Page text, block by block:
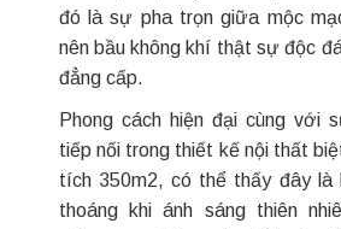
đó là sự pha trọn giữa mộc
nên bầu không khí thật sự độc
đẳng cấp.
Phong cách hiện đại cùng với
tiếp nối trong thiết kế nội thất
tích 350m2, có thể thấy đây là
thoáng khi ánh sáng thiên